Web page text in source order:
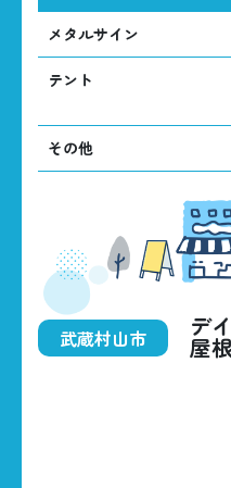
武蔵村山市 デ
屋
メタルサイン
テント
その他